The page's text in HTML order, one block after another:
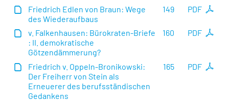
PDF
149
Friedrich Edlen von Braun: Wege
des Wiederaufbaus
PDF
160
v. Falkenhausen: Bürokraten-Briefe
: II. demokratische
Götzendämmerung?
PDF
165
Friedrich v. Oppeln-Bronikowski:
Der Freiherr von Stein als
Erneuerer des berufsständischen
Gedankens